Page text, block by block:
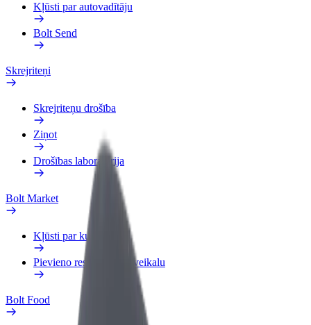
Kļūsti par autovadītāju
Bolt Send
Skrejriteņi
Skrejriteņu drošība
Ziņot
Drošības laboratorija
Bolt Market
Kļūsti par kurjeru
Pievieno restorānu vai veikalu
Bolt Food